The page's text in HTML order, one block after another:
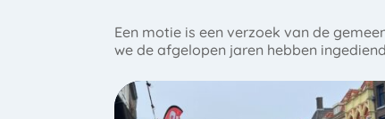
Een motie is een verzoek van de
we de afgelopen jaren hebben